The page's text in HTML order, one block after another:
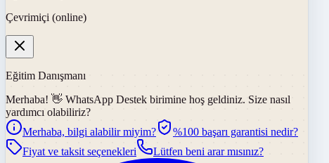
Çevrimiçi (online)
Eğitim Danışmanı
Merhaba! 👋 WhatsApp Destek birimine hoş geldiniz. Size nasıl
yardımcı olabiliriz?
Merhaba, bilgi alabilir miyim?
%100 başarı garantisi nedir?
Fiyat ve taksit seçenekleri
Lütfen beni arar mısınız?